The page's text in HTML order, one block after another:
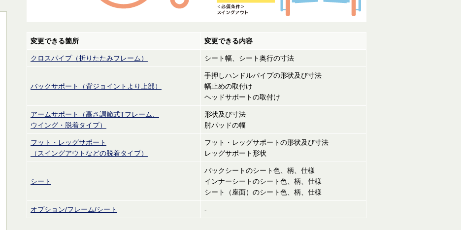
変更できる箇所 変更できる内容
クロスパイプ（折りたたみフレーム） シート幅、シート奥行の寸法
バックサポート（背ジョイントより上部）
手押しハンドルパイプの形状及び寸法
幅止めの取付け
ヘッドサポートの取付け
アームサポート（高さ調節式Tフレーム、
ウイング・脱着タイプ）
形状及び寸法
肘パッドの幅
フット・レッグサポート
（スイングアウトなどの脱着タイプ）
フット・レッグサポートの形状及び寸法
レッグサポート形状
シート
バックシートのシート色、柄、仕様
インナーシートのシート色、柄、仕様
シート（座面）のシート色、柄、仕様
オプション/フレーム/シート -